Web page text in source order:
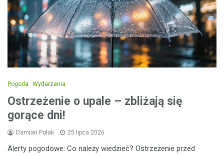
Pogoda Wydarzenia
Ostrzeżenie o upale – zbliżają się
gorące dni!
Damian Polak 25 lipca 2026
Alerty pogodowe: Co należy wiedzieć? Ostrzeżenie przed